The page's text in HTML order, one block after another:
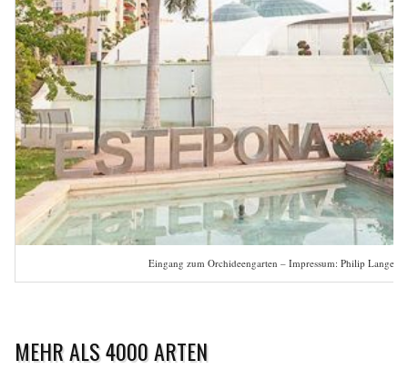
Eingang zum Orchideengarten – Impressum: Philip Lange /
MEHR ALS 4000 ARTEN